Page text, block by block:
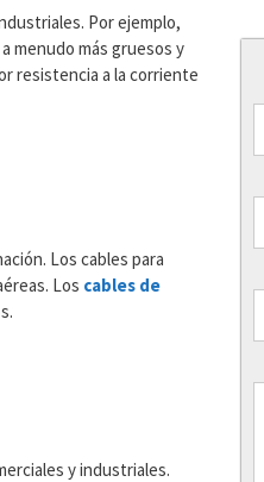
Por ejemplo,
menudo más gruesos y
resistencia a la corriente
Los cables para
Los cables de
y industriales.